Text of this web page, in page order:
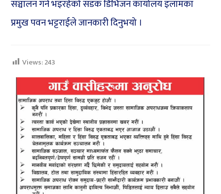
सञ्चालन गर्न भइरहेको सडक डिभिजन कार्यालय इलामका
प्रमुख पवन भट्टराईले जानकारी दिनुभयो ।
Views:243